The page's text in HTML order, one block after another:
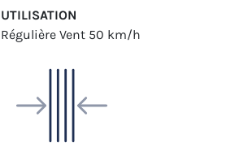
UTILISATION
Régulière Vent 50 km/h